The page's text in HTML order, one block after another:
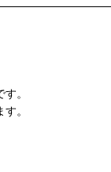
。
。